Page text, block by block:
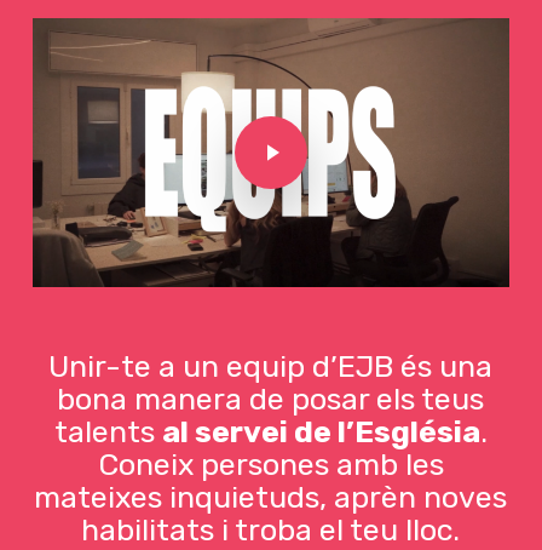
Play Video
Unir-te a un equip d’EJB és una
bona manera de posar els teus
talents al servei de l’Església.
Coneix persones amb les
mateixes inquietuds, aprèn noves
habilitats i troba el teu lloc.